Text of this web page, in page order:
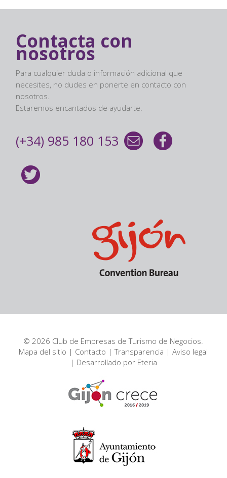
Contacta con
nosotros
Para cualquier duda o información adicional que
necesites, no dudes en ponerte en contacto con
nosotros.
Estaremos encantados de ayudarte.
(+34) 985 180 153
© 2026 Club de Empresas de Turismo de Negocios.
Mapa del sitio | Contacto |Transparencia |Aviso legal
| Desarrollado por Eteria